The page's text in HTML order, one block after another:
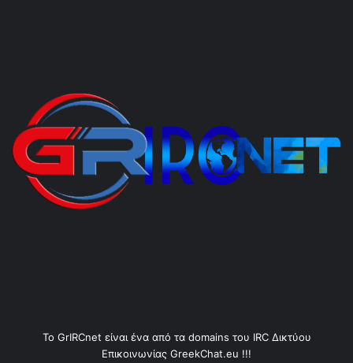
Το GrIRCnet είναι ένα από τα domains του IRC Δικτύου
Επικοινωνίας GreekChat.eu !!!